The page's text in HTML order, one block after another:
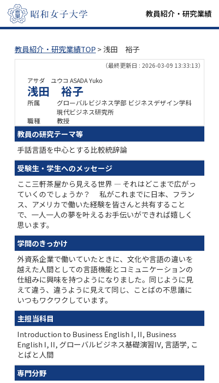
教員紹介・研究業績
教員紹介・研究業績TOP > 浅田 裕子
（最終更新日 : 2026-03-09 13:33:13）
アサダ ユウコ ASADA Yuko
浅田 裕子
所属
グローバルビジネス学部 ビジネスデザイン学科
現代ビジネス研究所
職種
教授
教員の研究テーマ等
手話言語を中心とする比較統辞論
受験生・学生へのメッセージ
ここ三軒茶屋から見える世界 ― それはどこまで広がっ
ていくのでしょうか？ 私がこれまでに日本、フラン
ス、アメリカで働いた経験を皆さんと共有すること
で、一人一人の夢を叶えるお手伝いができれば嬉しく
思います。
学問のきっかけ
外資系企業で働いていたときに、文化や言語の違いを
越えた人間としての言語機能とコミュニケーションの
仕組みに興味を持つようになりました。同じように見
えて違う、違うように見えて同じ、ことばの不思議に
いつもワクワクしています。
主担当科目
Introduction to Business English I, II, Business
English I, II, グローバルビジネス基礎演習IV, 言語学, こ
とばと人間
専門分野